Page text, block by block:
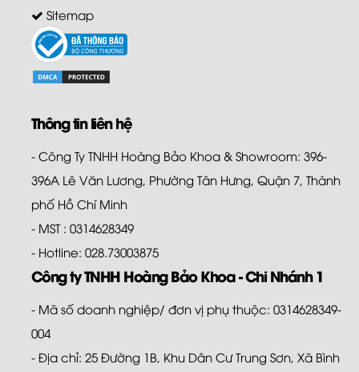
Sitemap
Thông tin liên hệ
- Công Ty TNHH Hoàng Bảo Khoa & Showroom: 396-
396A Lê Văn Lương, Phường Tân Hưng, Quận 7, Thành
phố Hồ Chí Minh
- MST : 0314628349
- Hotline: 028.73003875
Công ty TNHH Hoàng Bảo Khoa - Chi Nhánh 1
- Mã số doanh nghiệp/ đơn vị phụ thuộc: 0314628349-
004
- Địa chỉ: 25 Đường 1B, Khu Dân Cư Trung Sơn, Xã Bình